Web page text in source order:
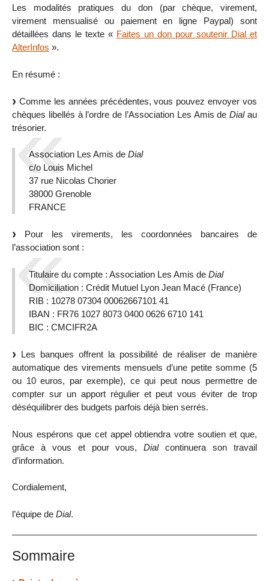
Les modalités pratiques du don (par chèque, virement,
virement mensualisé ou paiement en ligne Paypal) sont
détaillées dans le texte « Faites un don pour soutenir Dial et
AlterInfos ».
En résumé :
Comme les années précédentes, vous pouvez envoyer vos
chèques libellés à l’ordre de l’Association Les Amis deDialau
trésorier.
Association Les Amis de Dial
c/o Louis Michel
37 rue Nicolas Chorier
38000 Grenoble
FRANCE
Pour les virements, les coordonnées bancaires de
l’association sont :
Titulaire du compte : Association Les Amis de Dial
Domiciliation : Crédit Mutuel Lyon Jean Macé (France)
RIB : 10278 07304 00062667101 41
IBAN : FR76 1027 8073 0400 0626 6710 141
BIC : CMCIFR2A
Les banques offrent la possibilité de réaliser de manière
automatique des virements mensuels d’une petite somme (5
ou 10 euros, par exemple), ce qui peut nous permettre de
compter sur un apport régulier et peut vous éviter de trop
déséquilibrer des budgets parfois déjà bien serrés.
Nous espérons que cet appel obtiendra votre soutien et que,
grâce à vous et pour vous,Dialcontinuera son travail
d’information.
Cordialement,
l’équipe de Dial.
Sommaire